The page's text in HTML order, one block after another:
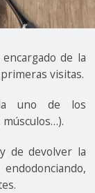
de la
visitas.
uno de los
de devolver la